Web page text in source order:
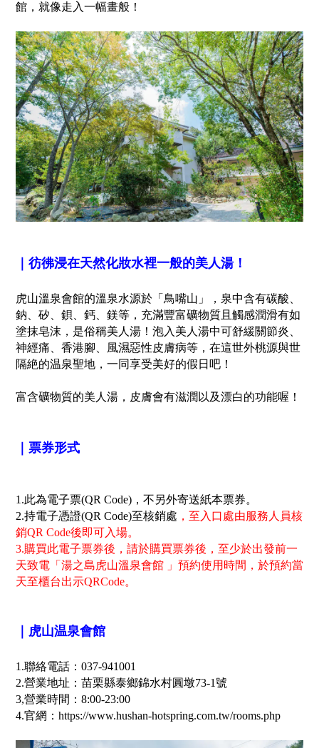
館，就像走入一幅畫般！
｜彷彿浸在天然化妝水裡一般的美人湯！
虎山溫泉會館的溫泉水源於「鳥嘴山」，泉中含有碳酸、
鈉、矽、鋇、鈣、鎂等，充滿豐富礦物質且觸感潤滑有如
塗抹皂沫，是俗稱美人湯！ 泡入美人湯中可舒緩關節炎、
神經痛、香港腳、風濕惡性皮膚病等，在這世外桃源與世
隔絶的温泉聖地，一同享受美好的假日吧！
富含礦物質的美人湯，皮膚會有滋潤以及漂白的功能喔！
｜票券形式
1.此為電子票(QR Code)，不另外寄送紙本票券。
2.持電子憑證(QR Code)至核銷處 ，至入口處由服務人員核
銷QR Code後即可入場。
3.購買此電子票券後，請於購買票券後，至少於出發前一
天致電「湯之島虎山溫泉會館 」預約使用時間，於預約當
天至櫃台出示QRCode。
｜虎山温泉會館
1.聯絡電話：037-941001
2.營業地址：苗栗縣泰鄉錦水村圓墩73-1號
3,營業時間：8:00-23:00
4.官網：https://www.hushan-hotspring.com.tw/rooms.php